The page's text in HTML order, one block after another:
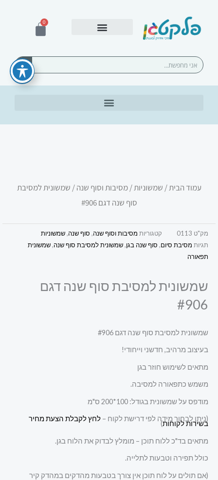
0
עגלת
חיפוש
עמוד הבית/ שמשוניות/מסיבות וסוף שנה/ שמשונית למסיבת
סוף שנה דגם #906
מק"ט 0113 קטגוריות מסיבות וסוף שנה, סוף שנה,שמשוניות
תגיות מסיבת סיום, סוף שנה בגן,שמשונית למסיבת סוף שנה,שמשונית
תפאורה
שמשונית למסיבת סוף שנה דגם
#906
שמשונית למסיבת סוף שנה דגם #906
בעיצוב מרהיב, חדשני וייחודי!
מתאים לשימוש חוזר בגן
משמש כתפאורה למסיבה.
מודפס על שמשונית בגודל: 100*200 ס"מ
(ניתן לבחור מידה לפי דרישת לקוח – לחץ לקבלת הצעת מחיר
בשירות לקוחות)
מתאים בד"כ ללוח תוכן – מומלץ לבדוק את הלוח בגן.
כולל תפירה וטבעות לתלייה.
(אם תולים על לוח תוכן אין צורך בטבעות מהדקים במהדק קיר